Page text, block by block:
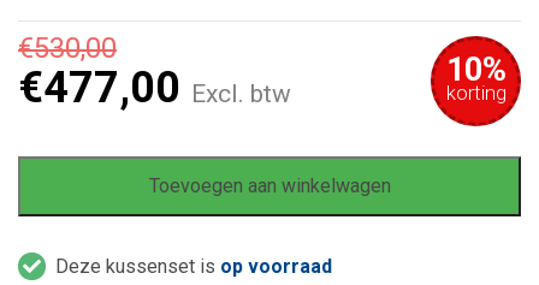
€530,00
€477,00 10%
korting
Excl. btw
Toevoegen aan winkelwagen
Deze kussenset is op voorraad